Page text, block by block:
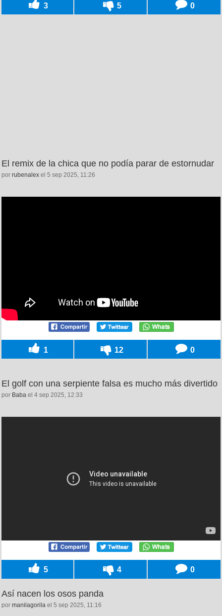
3 5 0
El remix de la chica que no podía parar de estornudar
por rubenalex el 5 sep 2025, 11:26
1 12 0
El golf con una serpiente falsa es mucho más divertido
por Baba el 4 sep 2025, 12:33
5 4 0
Así nacen los osos panda
por manilagorila el 5 sep 2025, 11:16